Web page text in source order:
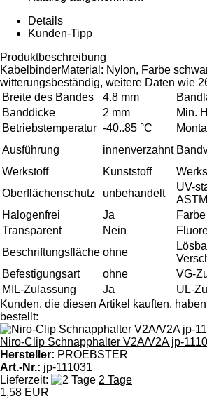
Details
Kunden-Tipp
Produktbeschreibung
KabelbinderMaterial: Nylon, Farbe
witterungsbeständig, weitere Daten wie
Breite des Bandes
4.8 mm
Banddicke
2 mm Min.
Betriebstemperatur -40..85 °C
Ausführung
innenverzahnt
Werkstoff
Kunststoff
Oberflächenschutz
unbehandelt
UV-
Halogenfrei
Ja Farbe
Transparent
Nein
Beschriftungsfläche ohne
Befestigungsart
ohne VG-
MIL-Zulassung
Ja UL-
Kunden, die diesen Artikel kauften,
bestellt:
Niro-Clip Schnapphalter V2A/V2A jp-
Hersteller: PROEBSTER
Art.-Nr.: jp-111031
Lieferzeit:
2 Tage
1,58 EUR